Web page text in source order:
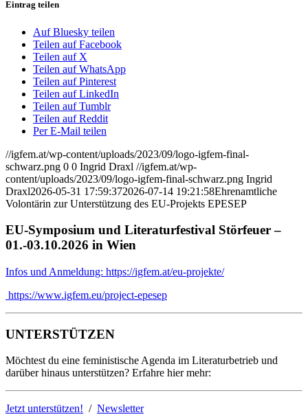
Eintrag teilen
Auf Bluesky teilen
Teilen auf Facebook
Teilen auf X
Teilen auf WhatsApp
Teilen auf Pinterest
Teilen auf LinkedIn
Teilen auf Tumblr
Teilen auf Reddit
Per E-Mail teilen
//igfem.at/wp-content/uploads/2023/09/logo-igfem-final-
schwarz.png 0 0 Ingrid Draxl //igfem.at/wp-
content/uploads/2023/09/logo-igfem-final-schwarz.png Ingrid
Draxl2026-05-31 17:59:372026-07-14 19:21:58Ehrenamtliche
Volontärin zur Unterstützung des EU-Projekts EPESEP
EU-Symposium und Literaturfestival Störfeuer –
01.-03.10.2026 in Wien
Infos und Anmeldung: https://igfem.at/eu-projekte/
https://www.igfem.eu/project-epesep
UNTERSTÜTZEN
Möchtest du eine feministische Agenda im Literaturbetrieb und
darüber hinaus unterstützen? Erfahre hier mehr:
Jetzt unterstützen! / Newsletter